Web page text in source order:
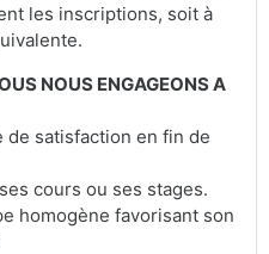
les inscriptions, soit à
NOUS ENGAGEONS A
satisfaction en fin de
cours ou ses stages.
homogène favorisant son